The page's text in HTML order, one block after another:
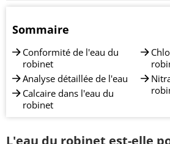
Sommaire
Conformité de l'eau du
robinet
Analyse détaillée de l'eau
Calcaire dans l'eau du
robinet
L'eau du robinet est-elle